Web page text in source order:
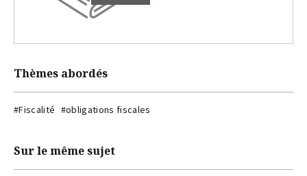
Thèmes abordés
#Fiscalité #obligations fiscales
Sur le même sujet